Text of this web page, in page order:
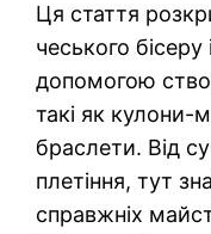
Ця стаття
чеського бісеру
допомогою
такі як кулони-
браслети. Від
плетіння, тут
справжніх